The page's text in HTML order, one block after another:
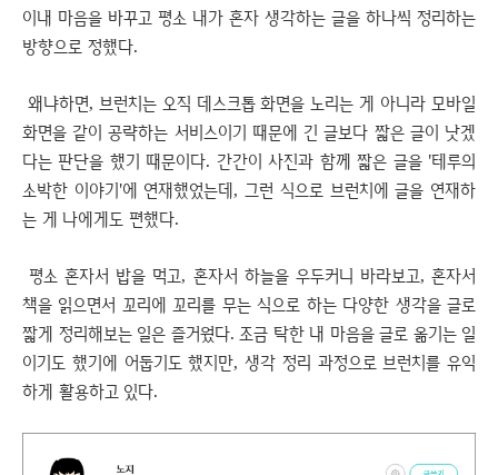
이내 마음을 바꾸고 평소 내가 혼자 생각하는 글을 하나씩 정리하는
방향으로 정했다.
왜냐하면, 브런치는 오직 데스크톱 화면을 노리는 게 아니라 모바일
화면을 같이 공략하는 서비스이기 때문에 긴 글보다 짧은 글이 낫겠
다는 판단을 했기 때문이다. 간간이 사진과 함께 짧은 글을 '테루의
소박한 이야기'에 연재했었는데, 그런 식으로 브런치에 글을 연재하
는 게 나에게도 편했다.
평소 혼자서 밥을 먹고, 혼자서 하늘을 우두커니 바라보고, 혼자서
책을 읽으면서 꼬리에 꼬리를 무는 식으로 하는 다양한 생각을 글로
짧게 정리해보는 일은 즐거웠다. 조금 탁한 내 마음을 글로 옮기는 일
이기도 했기에 어둡기도 했지만, 생각 정리 과정으로 브런치를 유익
하게 활용하고 있다.